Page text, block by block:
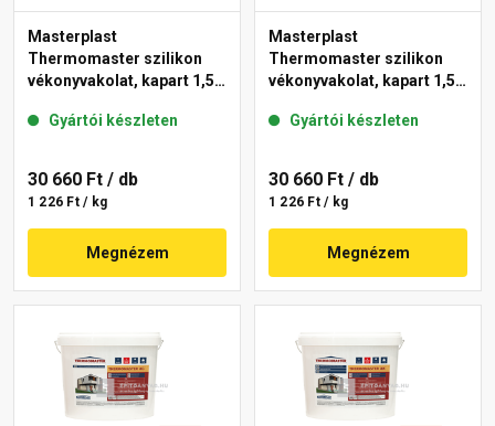
Masterplast
Thermomaster szilikon
vékonyvakolat, kapart 1,5
Gyártói készleten
30 660 Ft / db
1 226 Ft / kg
Megnézem
Masterplast
Thermomaster szilikon
vékonyvakolat, kapart 1,5
Gyártói készleten
30 660 Ft / db
1 226 Ft / kg
Megnézem